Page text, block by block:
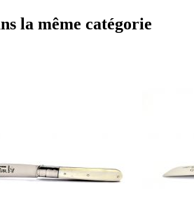
la même catégorie